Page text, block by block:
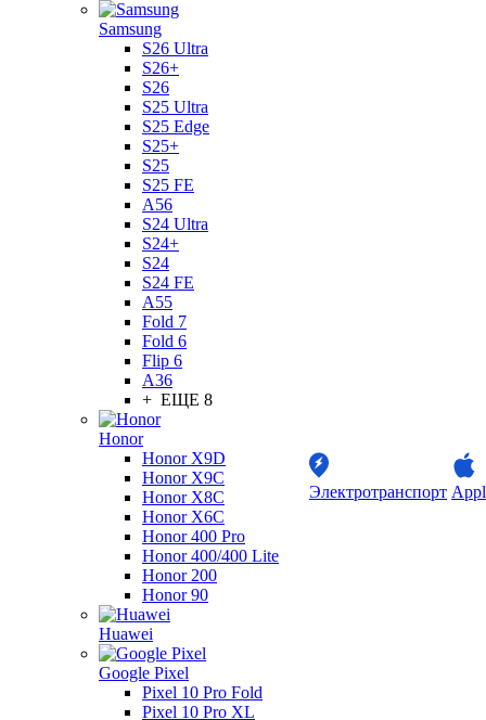
Samsung
S26 Ultra
S26+
S26
S25 Ultra
S25 Edge
S25+
S25
S25 FE
A56
S24 Ultra
S24+
S24
S24 FE
A55
Fold 7
Fold 6
Flip 6
A36
+ ЕЩЕ 8
Honor
Honor X9D
Honor X9C
Honor X8C
Honor X6C
Honor 400 Pro
Honor 400/400 Lite
Honor 200
Honor 90
Huawei
Google Pixel
Pixel 10 Pro Fold
Pixel 10 Pro XL
Электротранспорт